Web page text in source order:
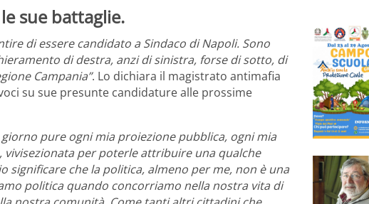
sue battaglie.
di essere candidato a Sindaco di Napoli. Sono
di destra, anzi di sinistra, forse di sotto, di
Campania”. Lo dichiara il magistrato antimafia
su sue presunte candidature alle prossime
pure ogni mia proiezione pubblica, ogni mia
per poterle attribuire una qualche
che la politica, almeno per me, non è una
politica quando concorriamo nella nostra vita di